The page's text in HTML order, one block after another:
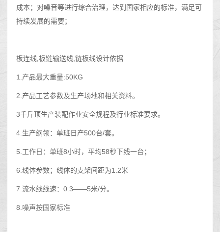
成本；对噪音等进行综合治理，达到国家相应的标准，满足可
持续发展的需要；
板连线,板链输送线,链板线设计依据
1.产品最大重量:50KG
2.产品工艺参数及生产场地和相关资料。
3千斤顶生产装配作业安全规程及行业标准要求。
4.生产纲领：单班日产500台/套。
5.工作日：单班8小时，平均58秒下线一台；
6.线体参数；线体的支架间距为1.2米
7.流水线线速：0.3——5米/分。
8.噪声按国家标准